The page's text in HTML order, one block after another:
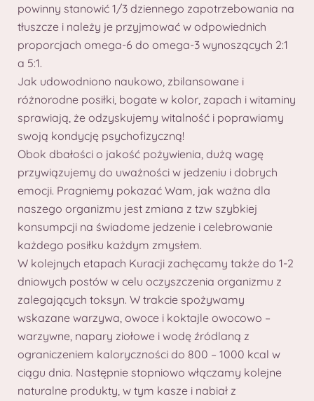
powinny stanowić 1/3 dziennego zapotrzebowania na
tłuszcze i należy je przyjmować w odpowiednich
proporcjach omega-6 do omega-3 wynoszących 2:1
a 5:1.
Jak udowodniono naukowo, zbilansowane i
różnorodne posiłki, bogate w kolor, zapach i witaminy
sprawiają, że odzyskujemy witalność i poprawiamy
swoją kondycję psychofizyczną!
Obok dbałości o jakość pożywienia, dużą wagę
przywiązujemy do uważności w jedzeniu i dobrych
emocji. Pragniemy pokazać Wam, jak ważna dla
naszego organizmu jest zmiana z tzw szybkiej
konsumpcji na świadome jedzenie i celebrowanie
każdego posiłku każdym zmysłem.
W kolejnych etapach Kuracji zachęcamy także do 1-2
dniowych postów w celu oczyszczenia organizmu z
zalegających toksyn. W trakcie spożywamy
wskazane warzywa, owoce i koktajle owocowo –
warzywne, napary ziołowe i wodę źródlaną z
ograniczeniem kaloryczności do 800 – 1000 kcal w
ciągu dnia. Następnie stopniowo włączamy kolejne
naturalne produkty, w tym kasze i nabiał z